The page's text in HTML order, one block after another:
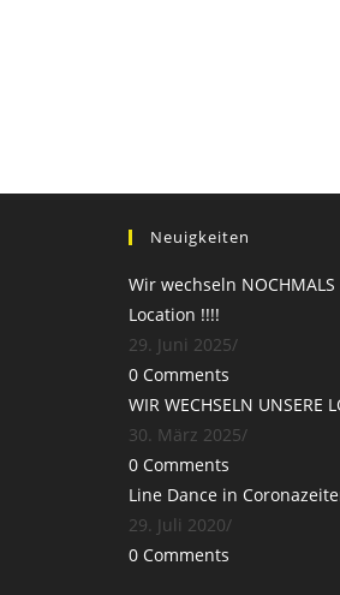
Neuigkeiten
Wir wechseln
Location !!!!
29. Juni 2025/
0 Comments
WIR WECHSELN UNSERE
30. März 2025/
0 Comments
Line Dance in
29. Juli 2020/
0 Comments